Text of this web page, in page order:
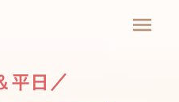
menu
平日 ／